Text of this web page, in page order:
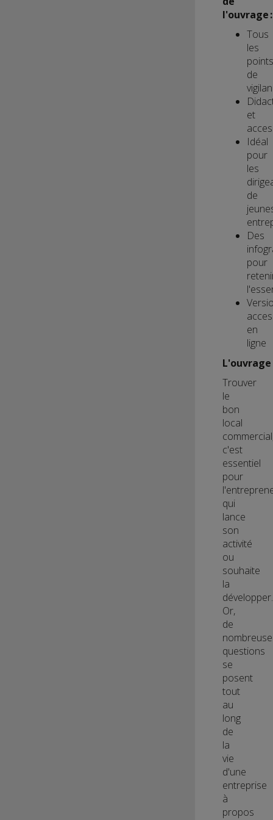
l'ouvrage :
Tous
les
points
de
et
Idéal
pour
les
de
Des
pour
en
ligne
L'ouvrage
Trouver
le
bon
local
c'est
essentiel
pour
qui
lance
son
activité
ou
souhaite
la
développer.
Or,
de
questions
se
posent
tout
au
long
de
la
vie
d'une
entreprise
à
propos